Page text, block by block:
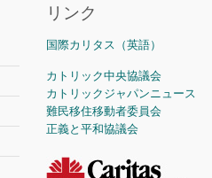
リンク
国際カリタス（英語）
カトリック中央協議会
カトリックジャパンニュース
難民移住移動者委員会
正義と平和協議会